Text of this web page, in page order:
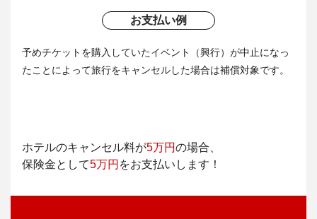
お支払い例
予めチケットを購入していたイベント（興行）が中止になっ
たことによって旅行をキャンセルした場合は補償対象です。
ホテルのキャンセル料が5万円の場合、
保険金として5万円 をお支払いします！